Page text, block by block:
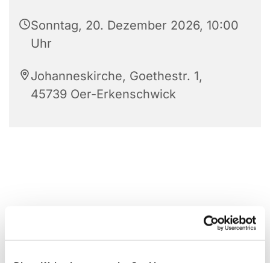
Sonntag, 20. Dezember 2026, 10:00
Uhr
Johanneskirche, Goethestr. 1,
45739 Oer-Erkenschwick